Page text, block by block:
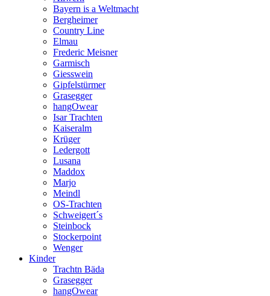
Bayern is a Weltmacht
Bergheimer
Country Line
Elmau
Frederic Meisner
Garmisch
Giesswein
Gipfelstürmer
Grasegger
hangOwear
Isar Trachten
Kaiseralm
Krüger
Ledergott
Lusana
Maddox
Marjo
Meindl
OS-Trachten
Schweigert´s
Steinbock
Stockerpoint
Wenger
Kinder
Trachtn Bäda
Grasegger
hangOwear